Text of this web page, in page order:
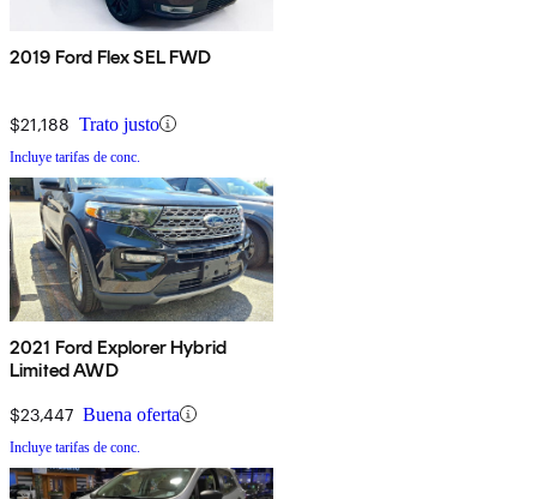
2019 Ford Flex SEL FWD
$21,188 Trato justo
Incluye tarifas de conc.
2021 Ford Explorer Hybrid
Limited AWD
$23,447 Buena oferta
Incluye tarifas de conc.